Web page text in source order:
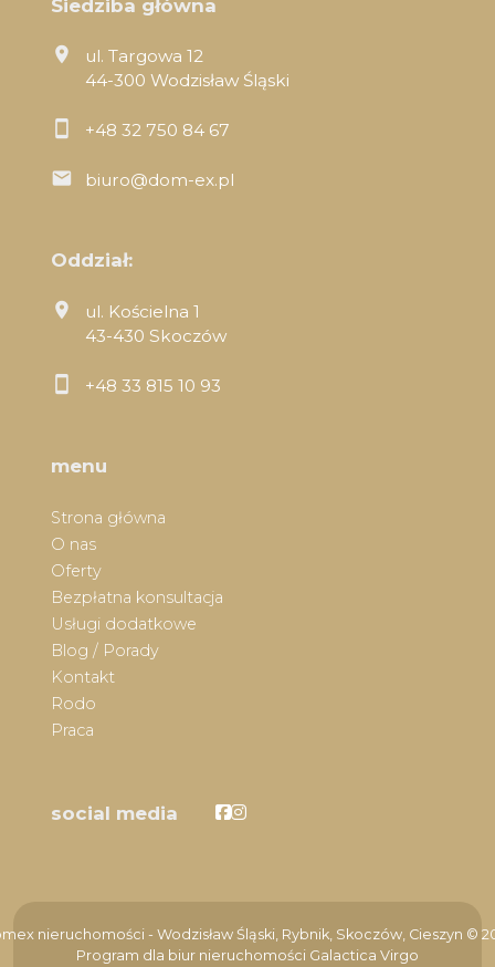
Siedziba główna
ul. Targowa 12
44-300 Wodzisław Śląski
+48 32 750 84 67
biuro@dom-ex.pl
Oddział:
ul. Kościelna 1
43-430 Skoczów
+48 33 815 10 93
menu
Strona główna
O nas
Oferty
Bezpłatna konsultacja
Usługi dodatkowe
Blog / Porady
Kontakt
Rodo
Praca
social media Facebook
Facebook
nieruchomości - Wodzisław Śląski, Rybnik, Skoczów, Cieszyn ©
Program dla biur nieruchomości Galactica Virgo